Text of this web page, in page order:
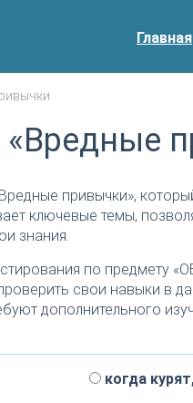
Главная
привычки»,
ключевые темы,
знания.
по предмету
свои навыки в
дополнительного
когда